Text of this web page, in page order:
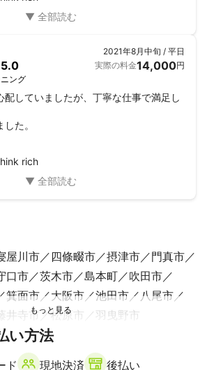
5.0
ング
2021年8月中旬 / 平日
実際の料金14,000円
配していましたが、丁寧な仕事で満足し
た。
rich
屋川市 四條畷市 摂津市
門真市
口市 茨木市 島本町
吹田市
箕面市 大阪市 池田市
八尾市
井寺市 松原市 羽曳野市
奈良市 大和郡山市
い方法
ド 現地決済 後払い